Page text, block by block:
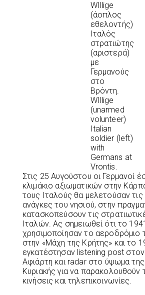
WIllige
(άοπλος
εθελοντής)
Ιταλός
στρατιώτης
(αριστερά)
με
Γερμανούς
στο
Βρόντη.
WIllige
(unarmed
volunteer)
Italian
soldier (left)
with
Germans at
Vrontis.
Στις 25 Αυγούστου οι Γερμανοί
κλιμάκιο αξιωματικών στην
τους Ιταλούς θα μελετούσαν τις
ανάγκες του νησιού, στην
κατασκοπεύσουν τις
Ιταλών. Ας σημειωθεί ότι το
χρησιμοποίησαν το αεροδρόμιο
στην «Μάχη της Κρήτης» και το
εγκατέστησαν listening post
Αφιάρτη και radar στο ύψωμα της
Κυριακής για να παρακολουθούν
κινήσεις και τηλεπικοινωνίες.